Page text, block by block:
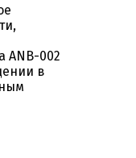
ANB-002
в